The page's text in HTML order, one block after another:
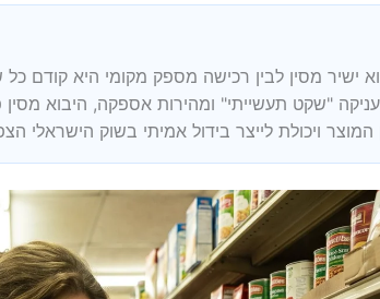
ישיר מסין לבין רכישה מספק מקומי היא קודם
"שקט תעשייתי" ומהירות אספקה, היבוא
המוצר ויכולת לייצר בידול אמיתי בשוק הישראלי